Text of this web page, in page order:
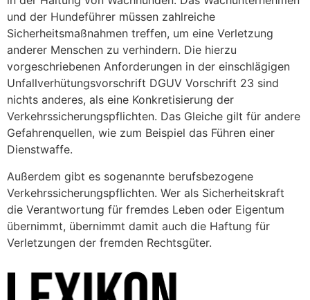
und der Hundeführer müssen zahlreiche
Sicherheitsmaßnahmen treffen, um eine Verletzung
anderer Menschen zu verhindern. Die hierzu
vorgeschriebenen Anforderungen in der einschlägigen
Unfallverhütungsvorschrift DGUV Vorschrift 23 sind
nichts anderes, als eine Konkretisierung der
Verkehrssicherungspflichten. Das Gleiche gilt für andere
Gefahrenquellen, wie zum Beispiel das Führen einer
Dienstwaffe.
Außerdem gibt es sogenannte berufsbezogene
Verkehrssicherungspflichten. Wer als Sicherheitskraft
die Verantwortung für fremdes Leben oder Eigentum
übernimmt, übernimmt damit auch die Haftung für
Verletzungen der fremden Rechtsgüter.